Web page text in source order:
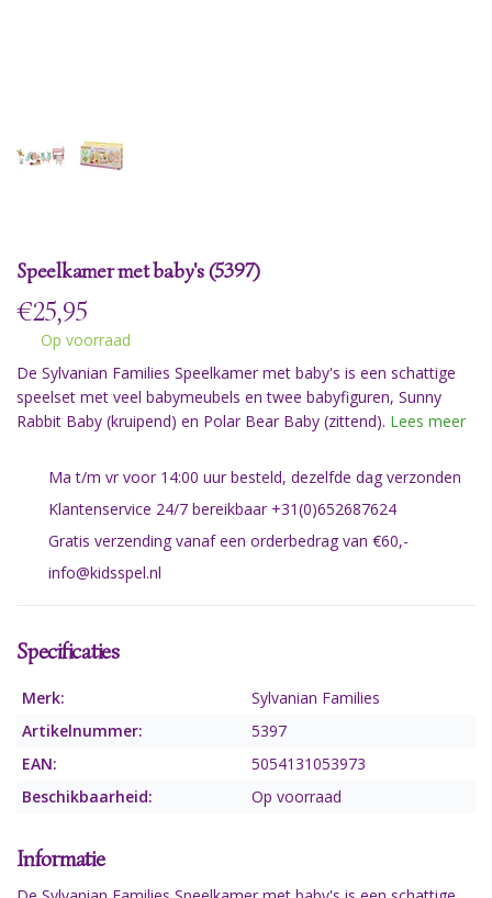
Speelkamer met baby's (5397)
€25,95
Op voorraad
De Sylvanian Families Speelkamer met baby's is een schattige
speelset met veel babymeubels en twee babyfiguren, Sunny
Rabbit Baby (kruipend) en Polar Bear Baby (zittend). Lees meer
Ma t/m vr voor 14:00 uur besteld, dezelfde dag verzonden
Klantenservice 24/7 bereikbaar +31(0)652687624
Gratis verzending vanaf een orderbedrag van €60,-
info@kidsspel.nl
Specificaties
Merk:
Sylvanian Families
Artikelnummer:
5397
EAN:
5054131053973
Beschikbaarheid:
Op voorraad
Informatie